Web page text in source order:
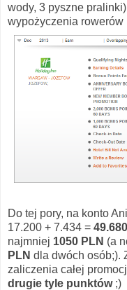
wody, 3 pyszne
wypożyczenia rowerów
Do tej pory, na konto
17.200 + 7.434 =
najmniej 1050 PLN (a
PLN dla dwóch osób;).
zaliczenia całej
drugie tyle punktów;)